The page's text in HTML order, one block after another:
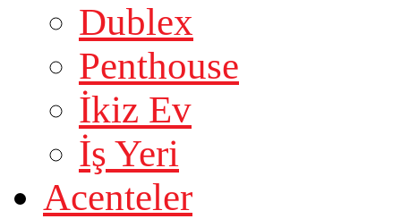
Dublex
Penthouse
İkiz Ev
İş Yeri
Acenteler